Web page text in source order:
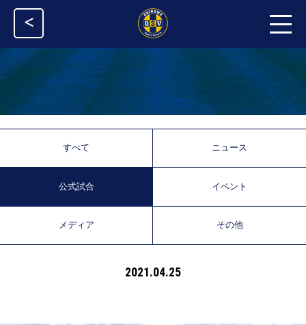
<
すべて ニュース
公式試合 イベント
メディア その他
2021.04.25